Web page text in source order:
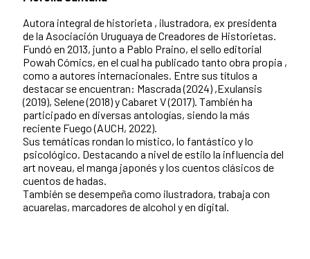
Autora integral de historieta , ilustradora, ex presidenta
de la Asociación Uruguaya de Creadores de Historietas.
Fundó en 2013, junto a Pablo Praino, el sello editorial
Powah Cómics, en el cual ha publicado tanto obra propia ,
como a autores internacionales. Entre sus títulos a
destacar se encuentran: Mascrada (2024) ,Exulansis
(2019), Selene (2018) y Cabaret V (2017). También ha
participado en diversas antologías, siendo la más
reciente Fuego (AUCH, 2022).
Sus temáticas rondan lo místico, lo fantástico y lo
psicológico. Destacando a nivel de estilo la influencia del
art noveau, el manga japonés y los cuentos clásicos de
cuentos de hadas.
También se desempeña como ilustradora, trabaja con
acuarelas, marcadores de alcohol y en digital.